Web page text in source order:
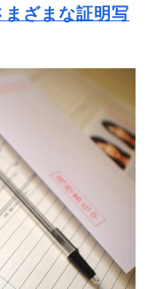
ざまな証明写